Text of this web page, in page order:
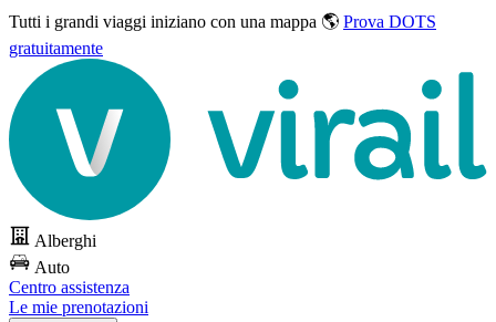
Tutti i grandi viaggi iniziano con una mappa 🌎 Prova DOTS
gratuitamente
Alberghi
Auto
Centro assistenza
Le mie prenotazioni